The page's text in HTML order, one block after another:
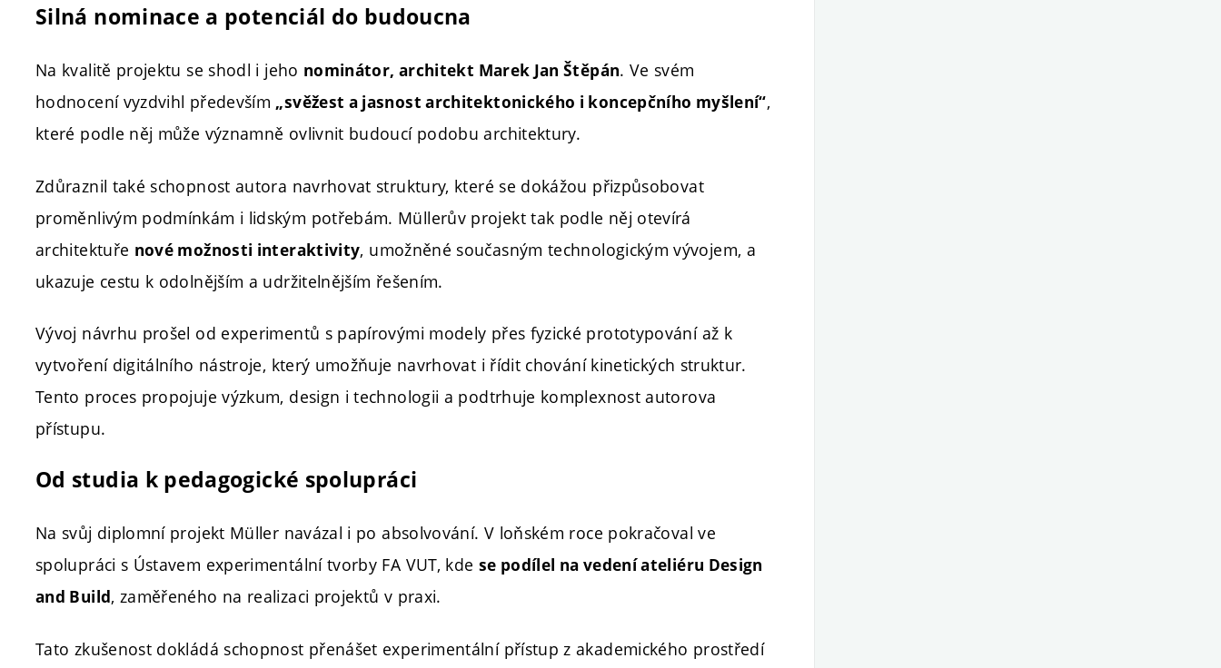
Silná nominace a potenciál do budoucna
Na kvalitě projektu se shodl i jeho nominátor, architekt Marek Jan Štěpán. Ve svém
hodnocení vyzdvihl především „svěžest a jasnost architektonického i koncepčního myšlení“,
které podle něj může významně ovlivnit budoucí podobu architektury.
Zdůraznil také schopnost autora navrhovat struktury, které se dokážou přizpůsobovat
proměnlivým podmínkám i lidským potřebám. Müllerův projekt tak podle něj otevírá
architektuře nové možnosti interaktivity, umožněné současným technologickým vývojem, a
ukazuje cestu k odolnějším a udržitelnějším řešením.
Vývoj návrhu prošel od experimentů s papírovými modely přes fyzické prototypování až k
vytvoření digitálního nástroje, který umožňuje navrhovat i řídit chování kinetických struktur.
Tento proces propojuje výzkum, design i technologii a podtrhuje komplexnost autorova
přístupu.
Od studia k pedagogické spolupráci
Na svůj diplomní projekt Müller navázal i po absolvování. V loňském roce pokračoval ve
spolupráci s Ústavem experimentální tvorby FA VUT, kde se podílel na vedení ateliéru Design
and Build, zaměřeného na realizaci projektů v praxi.
Tato zkušenost dokládá schopnost přenášet experimentální přístup z akademického prostředí